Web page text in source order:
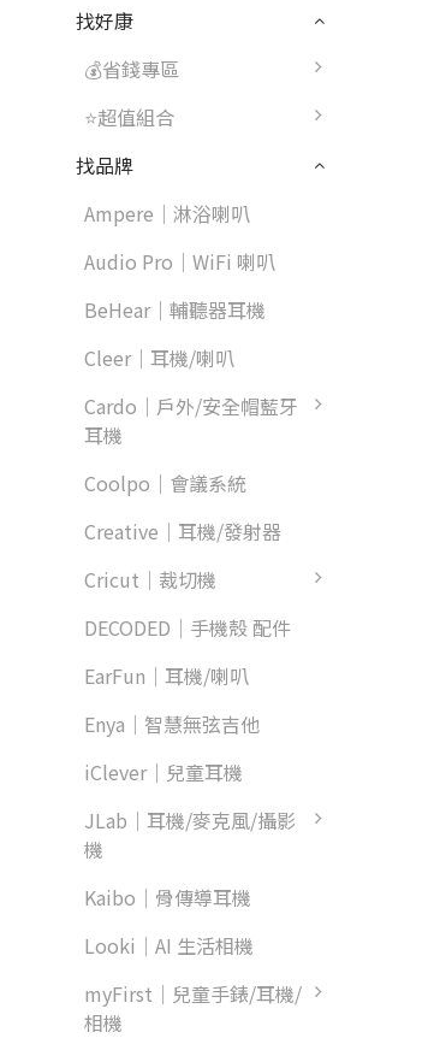
找好康
💰省錢專區
⭐超值組合
找品牌
Ampere｜淋浴喇叭
Audio Pro｜WiFi 喇叭
BeHear｜輔聽器耳機
Cleer｜耳機/喇叭
Cardo｜戶外/安全帽藍牙
耳機
Coolpo｜會議系統
Creative｜耳機/發射器
Cricut｜裁切機
DECODED｜手機殼 配件
EarFun｜耳機/喇叭
Enya｜智慧無弦吉他
iClever｜兒童耳機
JLab｜耳機/麥克風/攝影
機
Kaibo｜骨傳導耳機
Looki｜AI 生活相機
myFirst｜兒童手錶/耳機/
相機